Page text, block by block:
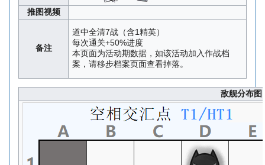
推图视频
备注
道中全清7战（含1精英）
每次通关+50%进度
本页面为活动期数据，如该活动加入作战档
案，请移步档案页面查看掉落。
敌舰分布图